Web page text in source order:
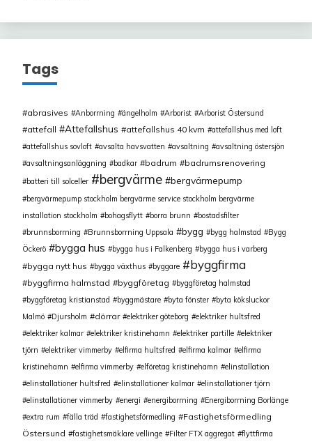
Tags
abrasives Anborrning ängelholm Arborist Arborist Östersund
attefall Attefallshus attefallshus 40 kvm
attefallshus med loft
attefallshus sovloft
avsalta havsvatten avsaltning
avsaltning östersjön
avsaltningsanläggning
badkar badrum badrumsrenovering
batteri till solceller bergvärme bergvärmepump
bergvärmepump stockholm bergvärme service stockholm bergvärme
installation stockholm
bohagsflytt borra brunn
bostadsfilter
brunnsborrning
Brunnsborrning Uppsala bygg bygg halmstad
Bygg
Öckerö
bygga hus bygga hus i Falkenberg bygga hus i varberg
bygga nytt hus bygga växthus byggare byggfirma
byggfirma halmstad byggföretag
byggföretag halmstad
byggföretag kristianstad
byggmästare byta fönster
byta köksluckor
Malmö
Djursholm dörrar elektriker göteborg
elektriker hultsfred
elektriker kalmar
elektriker kristinehamn elektriker partille
elektriker
tjörn
elektriker vimmerby elfirma hultsfred elfirma kalmar
elfirma
kristinehamn
elfirma vimmerby elföretag kristinehamn
elinstallation
elinstallationer hultsfred
elinstallationer kalmar
elinstallationer tjörn
elinstallationer vimmerby
energi energiborrning
Energiborrning Borlänge
extra rum
fälla träd fastighetsförmedling
Fastighetsförmedling
Östersund
fastighetsmäklare vellinge Filter FTX aggregat
flyttfirma